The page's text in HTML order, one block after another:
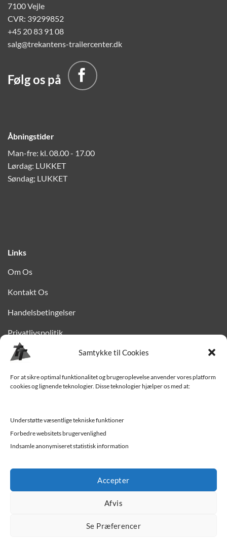
Samtykke til Cookies
For at sikre optimal funktionalitet og brugeroplevelse anvender vores platform
cookies og lignende teknologier. Disse teknologier hjælper os med at:
Understøtte væsentlige tekniske funktioner
Forbedre websitets brugervenlighed
Indsamle anonymiseret statistisk information
Accepter
Afvis
Se Præferencer
7100 Vejle
CVR: 39299852
+45 20 83 91 08
salg@trekantens-trailercenter.dk
Følg os på
Åbningstider
Man-fre: kl. 08.00 - 17.00
Lørdag: LUKKET
Søndag; LUKKET
Links
Om Os
Kontakt Os
Handelsbetingelser
Privatlivspolitik
Finansiering
Levering til Sjælland
Værksted